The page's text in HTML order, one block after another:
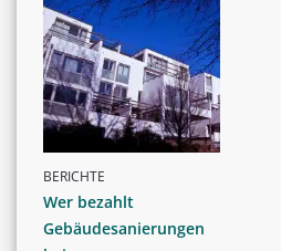
BERICHTE
Wer bezahlt
Gebäudesanierungen